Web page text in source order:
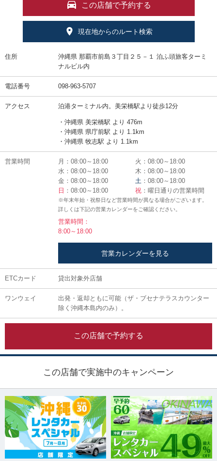
この店舗で予約する
現在地からのルート検索
住所
沖縄県 那覇市前島３丁目２５－１ 泊ふ頭旅客ターミ
ナルビル内
電話番号 098-963-5707
アクセス 泊港ターミナル内。美栄橋駅より徒歩12分
・沖縄県 美栄橋駅 より 476m
・沖縄県 県庁前駅 より 1.1km
・沖縄県 牧志駅 より 1.1km
営業時間 月：08:00～18:00
火：08:00～18:00
水：08:00～18:00
木：08:00～18:00
金：08:00～18:00
土 ：08:00～18:00
日 ：08:00～18:00 祝 ：曜日通りの営業時間
※年末年始・祝祭日など営業時間が異なる場合がございます。
詳しくは下記の営業カレンダーをご確認ください。
営業時間：
8:00～18:00
営業カレンダーを見る
ETCカード 貸出対象外店舗
ワンウェイ
出発・返却ともに可能（ザ・ブセナテラスカウンター
除く沖縄本島内のみ）。
この店舗で予約する
この店舗で実施中のキャンペーン